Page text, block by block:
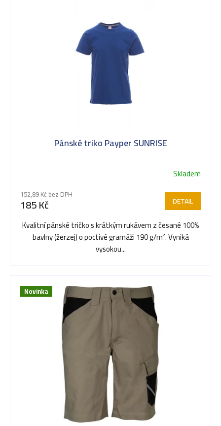
Pánské triko Payper SUNRISE
hodnocení
produktu
je
5,0
Skladem
152,89 Kč bez DPH
185 Kč DETAIL
Kvalitní pánské tričko s krátkým rukávem z česané 100%
bavlny (žerzej) o poctivé gramáži 190 g/m². Vyniká
vysokou...
Novinka